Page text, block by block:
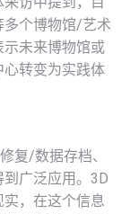
多个博物馆/艺术
未来博物馆或
转变为实践体
复/数据存档、
广泛应用。3D
，在这个信息